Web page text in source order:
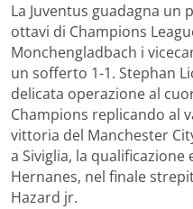
La Juventus guadagna
ottavi di Champions
Monchengladbach i
un sofferto 1-1. Stephan
delicata operazione al
Champions replicando al
vittoria del Manchester
a Siviglia, la qualificazione
Hernanes, nel finale
Hazard jr.